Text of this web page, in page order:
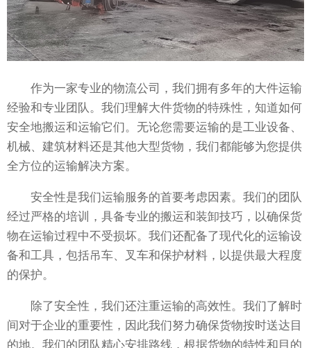
作为一家专业的物流公司，我们拥有多年的大件运输
经验和专业团队。我们理解大件货物的特殊性，知道如何
安全地搬运和运输它们。无论您需要运输的是工业设备、
机械、建筑材料还是其他大型货物，我们都能够为您提供
全方位的运输解决方案。
安全性是我们运输服务的首要考虑因素。我们的团队
经过严格的培训，具备专业的搬运和装卸技巧，以确保货
物在运输过程中不受损坏。我们还配备了现代化的运输设
备和工具，包括吊车、叉车和保护材料，以提供最大程度
的保护。
除了安全性，我们还注重运输的高效性。我们了解时
间对于企业的重要性，因此我们努力确保货物按时送达目
的地。我们的团队精心安排路线，根据货物的特性和目的